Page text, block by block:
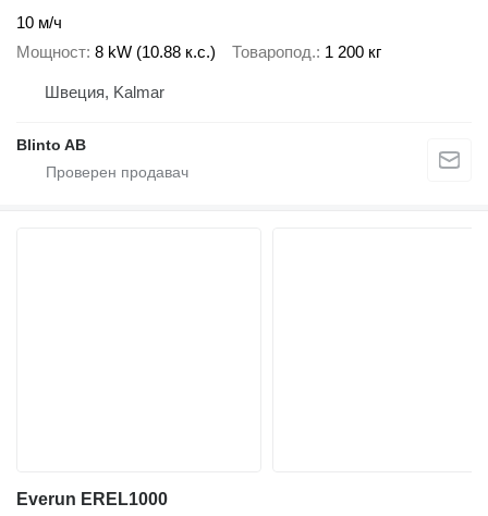
10 м/ч
Мощност 8 kW (10.88 к.с.) Товаропод. 1 200 кг
Швеция, Kalmar
Blinto AB
Everun EREL1000